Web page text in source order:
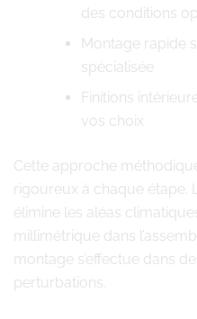
des conditions
Montage rapide
spécialisée
Finitions
vos choix
Cette approche
rigoureux à chaque étape.
élimine les aléas
millimétrique dans
montage s’effectue dans
perturbations.